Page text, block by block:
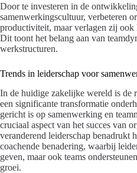
Door te investeren in de
samenwerkingscultuur, verbeteren
productiviteit, maar verlagen zij ook
Dit toont het belang aan van
werkstructuren.
Trends in leiderschap voor
In de huidige zakelijke wereld is de
een significante transformatie
gericht is op samenwerking en
cruciaal aspect van het succes van
veranderend leiderschap benadrukt
coachende benadering, waarbij
geven, maar ook teams
groei.